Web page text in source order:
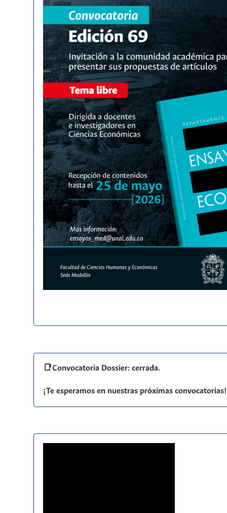
📑Convocatoria Dossier: cerrada.
¡Te esperamos en nuestras próximas